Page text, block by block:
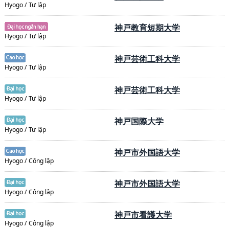
Hyogo / Tư lập
Hyogo / Tư lập
神戸教育短期大学
Hyogo / Tư lập
神戸芸術工科大学
Hyogo / Tư lập
神戸芸術工科大学
Hyogo / Tư lập
神戸国際大学
Hyogo / Công lập
神戸市外国語大学
Hyogo / Công lập
神戸市外国語大学
Hyogo / Công lập
神戸市看護大学